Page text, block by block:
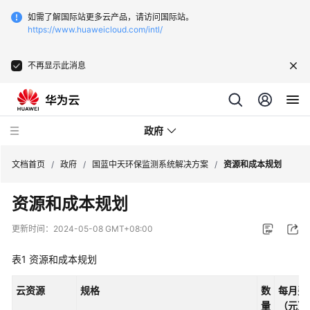
如需了解国际站更多云产品，请访问国际站。
https://www.huaweicloud.com/intl/
不再显示此消息
政府
新
点
件
网
统
文档首页 / 政府 / 国蓝中天环保监测系统解决方案 / 资源和成本规划
资源和成本规划
更新时间： 2024-05-08 GMT+08:00
表1 资源和成本规划
云资源 规格
数
量
每月费
（元）